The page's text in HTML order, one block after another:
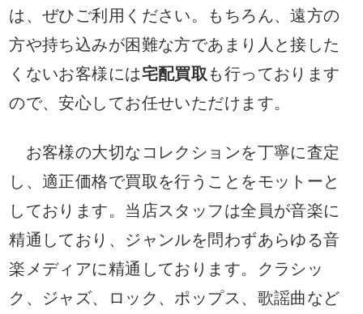
は、ぜひご利用ください。もちろん、遠方の
方や持ち込みが困難な方であまり人と接した
くないお客様には宅配買取 も行っております
ので、安心してお任せいただけます。
お客様の大切なコレクションを丁寧に査定
し、適正価格で買取を行うことをモットーと
しております。当店スタッフは全員が音楽に
精通しており、ジャンルを問わずあらゆる音
楽メディアに精通しております。クラシッ
ク、ジャズ、ロック、ポップス、歌謡曲など